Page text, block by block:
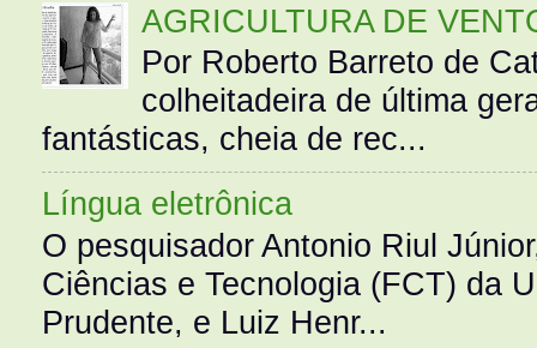
AGRICULTURA DE
Por Roberto Barreto de
colheitadeira de última
fantásticas, cheia de rec...
Língua eletrônica
O pesquisador Antonio Riul
Ciências e Tecnologia (FCT) da
Prudente, e Luiz Henr...